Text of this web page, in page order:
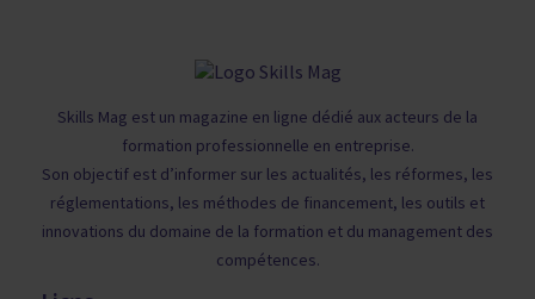
Skills Mag est un magazine en ligne dédié aux acteurs de la
formation professionnelle en entreprise.
Son objectif est d’informer sur les actualités, les réformes, les
réglementations, les méthodes de financement, les outils et
innovations du domaine de la formation et du management des
compétences.